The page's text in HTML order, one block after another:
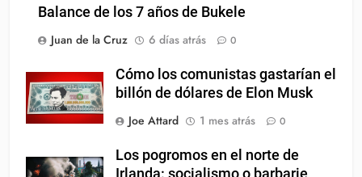
Balance de los 7 años de Bukele
Juan de la Cruz
6 días atrás 0
Cómo los comunistas gastarían el
billón de dólares de Elon Musk
Joe Attard
1 mes atrás 0
Los pogromos en el norte de
Irlanda: socialismo o barbarie